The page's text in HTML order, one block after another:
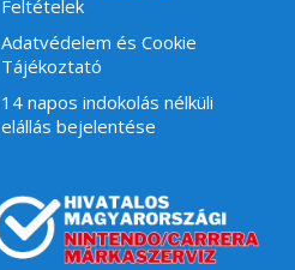
Feltételek
Adatvédelem és Cookie
Tájékoztató
14 napos indokolás nélküli
elállás bejelentése